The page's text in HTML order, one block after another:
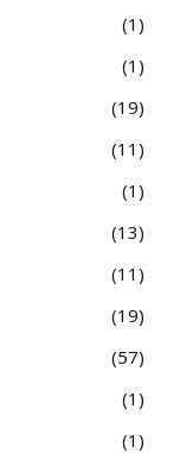
1
1
19
11
1
13
11
19
57
1
1